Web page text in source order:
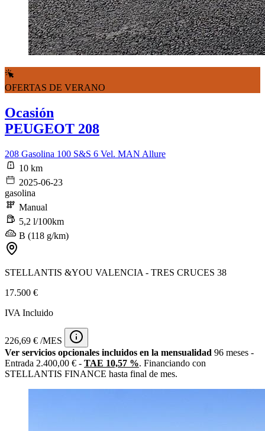
OFERTAS DE VERANO
Ocasión
PEUGEOT 208
208 Gasolina 100 S&S 6 Vel. MAN Allure
10 km
2025-06-23
gasolina
Manual
5,2 l/100km
B (118 g/km)
STELLANTIS &YOU VALENCIA - TRES CRUCES 38
17.500 €
IVA Incluido
226,69 € /MES
Ver servicios opcionales incluidos en la mensualidad 96 meses -
Entrada 2.400,00 € - TAE 10,57 %. Financiando con
STELLANTIS FINANCE hasta final de mes.